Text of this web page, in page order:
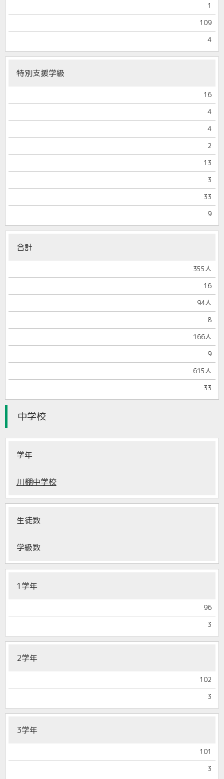
1
109
4
特別支援学級
16
4
4
2
13
3
33
9
合計
355人
16
94人
8
166人
9
615人
33
中学校
学年
川棚中学校
生徒数
学級数
1学年
96
3
2学年
102
3
3学年
101
3